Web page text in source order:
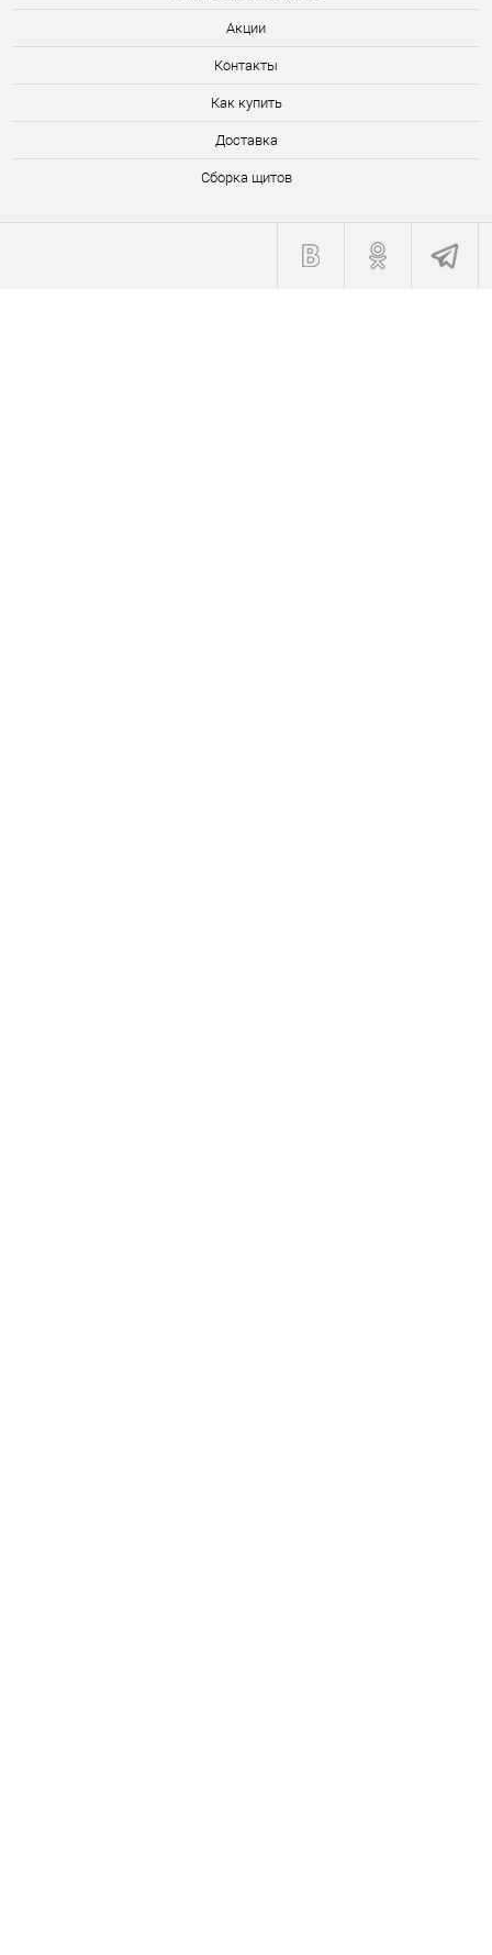
Акции
Контакты
Как купить
Доставка
Сборка щитов